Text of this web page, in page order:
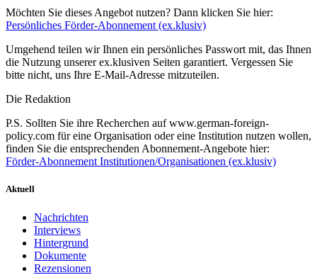
Möchten Sie dieses Angebot nutzen? Dann klicken Sie hier:
Persönliches Förder-Abonnement (ex.klusiv)
Umgehend teilen wir Ihnen ein persönliches Passwort mit, das Ihnen
die Nutzung unserer ex.klusiven Seiten garantiert. Vergessen Sie
bitte nicht, uns Ihre E-Mail-Adresse mitzuteilen.
Die Redaktion
P.S. Sollten Sie ihre Recherchen auf www.german-foreign-
policy.com für eine Organisation oder eine Institution nutzen wollen,
finden Sie die entsprechenden Abonnement-Angebote hier:
Förder-Abonnement Institutionen/Organisationen (ex.klusiv)
Aktuell
Nachrichten
Interviews
Hintergrund
Dokumente
Rezensionen